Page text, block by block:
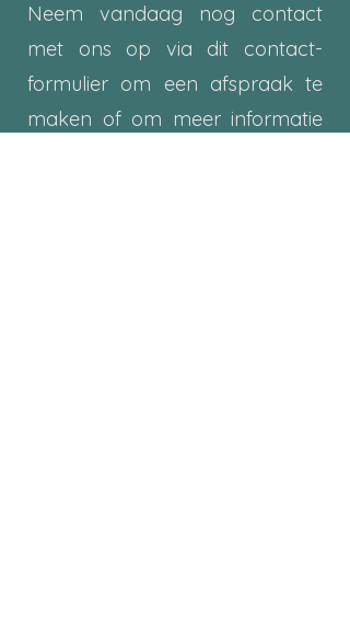
Neem vandaag nog contact
met ons op via dit contact­
formulier om een afspraak te
maken of om meer in­for­matie